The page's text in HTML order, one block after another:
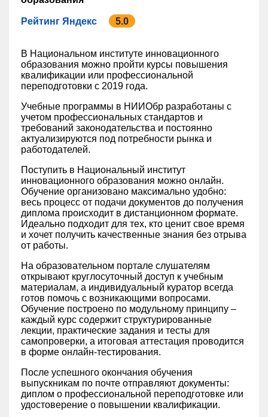
Рейтинг Яндекс 5.0
В Национальном институте инновационного
образования можно пройти курсы повышения
квалификации или профессиональной
переподготовки с 2019 года.
Учебные программы в НИИОбр разработаны с
учетом профессиональных стандартов и
требований законодательства и постоянно
актуализируются под потребности рынка и
работодателей.
Поступить в Национальный институт
инновационного образования можно онлайн.
Обучение организовано максимально удобно:
весь процесс от подачи документов до получения
диплома происходит в дистанционном формате.
Идеально подходит для тех, кто ценит свое время
и хочет получить качественные знания без отрыва
от работы.
На образовательном портале слушателям
открывают круглосуточный доступ к учебным
материалам, а индивидуальный куратор всегда
готов помочь с возникающими вопросами.
Обучение построено по модульному принципу –
каждый курс содержит структурированные
лекции, практические задания и тесты для
самопроверки, а итоговая аттестация проводится
в форме онлайн-тестирования.
После успешного окончания обучения
выпускникам по почте отправляют документы:
диплом о профессиональной переподготовке или
удостоверение о повышении квалификации.